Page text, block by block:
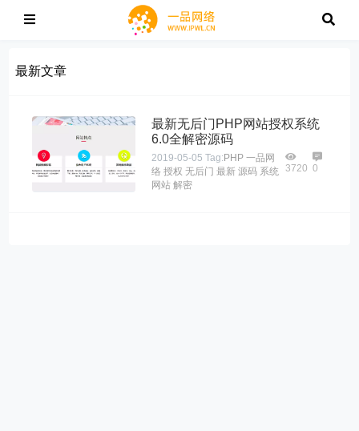
最新文章
最新无后门PHP网站授权系统
6.0全解密源码
2019-05-05 Tag: PHP 一品网
络 授权 无后门 最新 源码 系统
网站 解密
3720 0